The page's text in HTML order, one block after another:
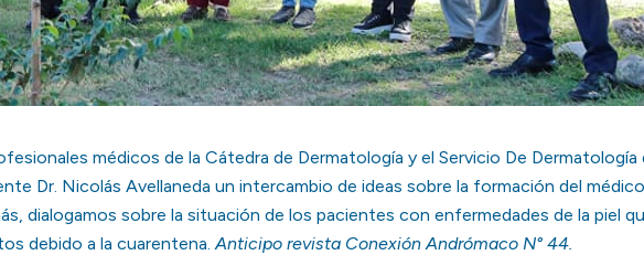
médicos de la Cátedra de Dermatología y el Servicio De Dermatología
Dr. Nicolás Avellaneda un intercambio de ideas sobre la formación del
dialogamos sobre la situación de los pacientes con enfermedades de la piel
debido a la cuarentena.Anticipo revista Conexión Andrómaco N° 44.